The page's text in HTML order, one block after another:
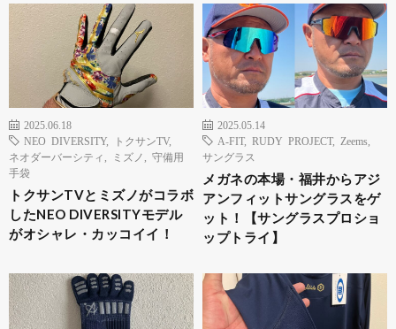
2025.06.18
NEO DIVERSITY, トクサンTV,
ネオダーバーシティ
ミズノ
守備用
手袋
トクサンTVとミズノがコラボ
したNEO DIVERSITYモデル
がオシャレ・カッコイイ！
2025.05.14
A-FIT, RUDY PROJECT, Zeems
サングラス
メガネの本場・福井からアジ
アンフィットサングラスをゲ
ット！【サングラスプロショ
ップトライ】